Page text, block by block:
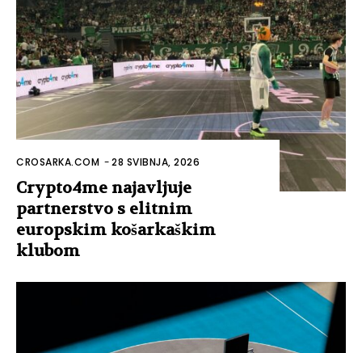
CROSARKA.COM -28 SVIBNJA, 2026
Crypto4me najavljuje
partnerstvo s elitnim
europskim košarkaškim
klubom